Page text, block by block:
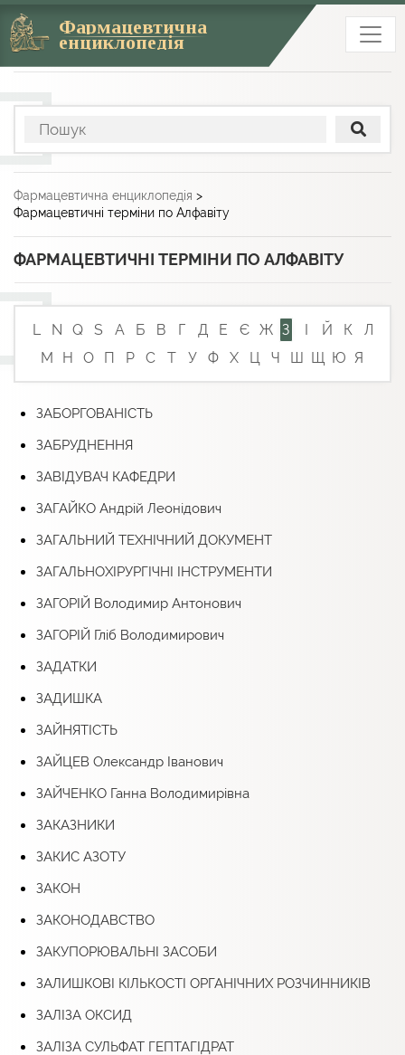
Фармацевтична
енциклопедія
Фармацевтична енциклопедія >
Фармацевтичні терміни по Алфавіту
ФАРМАЦЕВТИЧНІ ТЕРМІНИ ПО АЛФАВІТУ
L N Q S А Б В Г Д Е Є Ж З І Й К
Л
М
Н О П Р С Т У Ф Х Ц Ч Ш Щ Ю Я
ЗАБОРГОВАНІСТЬ
ЗАБРУДНЕННЯ
ЗАВІДУВАЧ КАФЕДРИ
ЗАГАЙКО Андрій Леонідович
ЗАГАЛЬНИЙ ТЕХНІЧНИЙ ДОКУМЕНТ
ЗАГАЛЬНОХІРУРГІЧНІ ІНСТРУМЕНТИ
ЗАГОРІЙ Володимир Антонович
ЗАГОРІЙ Гліб Володимирович
ЗАДАТКИ
ЗАДИШКА
ЗАЙНЯТІСТЬ
ЗАЙЦЕВ Олександр Іванович
ЗАЙЧЕНКО Ганна Володимирівна
ЗАКАЗНИКИ
ЗАКИС АЗОТУ
ЗАКОН
ЗАКОНОДАВСТВО
ЗАКУПОРЮВАЛЬНІ ЗАСОБИ
ЗАЛИШКОВІ КІЛЬКОСТІ ОРГАНІЧНИХ РОЗЧИННИКІВ
ЗАЛІЗА ОКСИД
ЗАЛІЗА СУЛЬФАТ ГЕПТАГІДРАТ